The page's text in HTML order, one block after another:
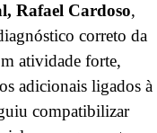
Rafael Cardoso,
correto da
atividade forte,
adicionais ligados à
compatibilizar